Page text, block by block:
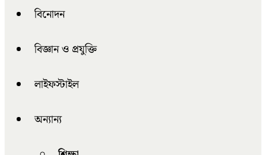
বিনোদন
বিজ্ঞান ও প্রযুক্তি
লাইফস্টাইল
অন্যান্য